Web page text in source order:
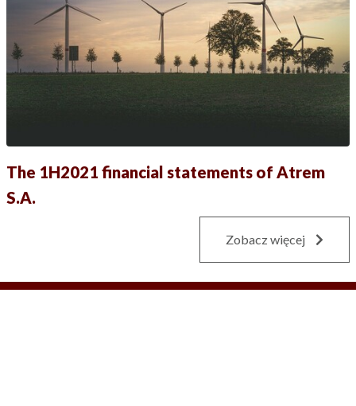
The 1H2021 financial statements of Atrem
S.A.
Zobacz więcej